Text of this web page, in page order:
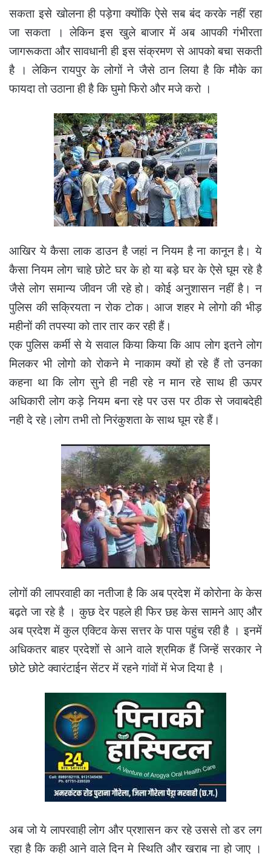
सकता इसे खोलना ही पड़ेगा क्योंकि ऐसे सब बंद करके नहीं रहा
जा सकता । लेकिन इस खुले बाजार में अब आपकी गंभीरता
जागरूकता और सावधानी ही इस संक्रमण से आपको बचा सकती
है । लेकिन रायपुर के लोगों ने जैसे ठान लिया है कि मौके का
फायदा तो उठाना ही है कि घुमो फिरो और मजे करो ।
आखिर ये कैसा लाक डाउन है जहां न नियम है ना कानून है। ये
कैसा नियम लोग चाहे छोटे घर के हो या बड़े घर के ऐसे घूम रहे है
जैसे लोग समान्य जीवन जी रहे हो। कोई अनुशासन नहीं है। न
पुलिस की सक्रियता न रोक टोक। आज शहर मे लोगो की भीड़
महीनों की तपस्या को तार तार कर रही हैं।
एक पुलिस कर्मी से ये सवाल किया किया कि आप लोग इतने लोग
मिलकर भी लोगो को रोकने मे नाकाम क्यों हो रहे हैं तो उनका
कहना था कि लोग सुने ही नही रहे न मान रहे साथ ही ऊपर
अधिकारी लोग कड़े नियम बना रहे पर उस पर ठीक से जवाबदेही
नही दे रहे।लोग तभी तो निरंकुशता के साथ घूम रहे हैं।
लोगों की लापरवाही का नतीजा है कि अब प्रदेश में कोरोना के केस
बढ़ते जा रहे है । कुछ देर पहले ही फिर छह केस सामने आए और
अब प्रदेश में कुल एक्टिव केस सत्तर के पास पहुंच रही है । इनमें
अधिकतर बाहर प्रदेशों से आने वाले श्रमिक हैं जिन्हें सरकार ने
छोटे छोटे क्वारंटाईन सेंटर में रहने गांवों में भेज दिया है ।
अब जो ये लापरवाही लोग और प्रशासन कर रहे उससे तो डर लग
रहा है कि कही आने वाले दिन मे स्थिति और खराब ना हो जाए ।